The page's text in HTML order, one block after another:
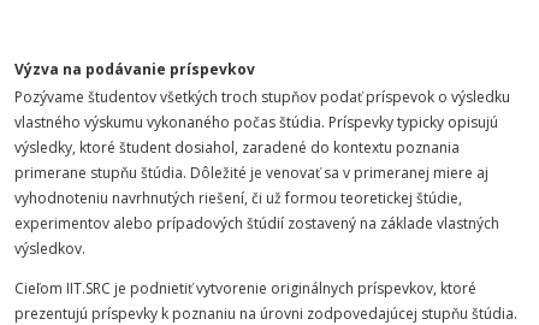
Výzva na podávanie príspevkov
Pozývame študentov všetkých troch stupňov podať príspevok o výsledku
vlastného výskumu vykonaného počas štúdia. Príspevky typicky opisujú
výsledky, ktoré študent dosiahol, zaradené do kontextu poznania
primerane stupňu štúdia. Dôležité je venovať sa v primeranej miere aj
vyhodnoteniu navrhnutých riešení, či už formou teoretickej štúdie,
experimentov alebo prípadových štúdií zostavený na základe vlastných
výsledkov.
Cieľom IIT.SRC je podnietiť vytvorenie originálnych príspevkov, ktoré
prezentujú príspevky k poznaniu na úrovni zodpovedajúcej stupňu štúdia.